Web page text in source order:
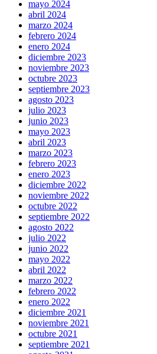
mayo 2024
abril 2024
marzo 2024
febrero 2024
enero 2024
diciembre 2023
noviembre 2023
octubre 2023
septiembre 2023
agosto 2023
julio 2023
junio 2023
mayo 2023
abril 2023
marzo 2023
febrero 2023
enero 2023
diciembre 2022
noviembre 2022
octubre 2022
septiembre 2022
agosto 2022
julio 2022
junio 2022
mayo 2022
abril 2022
marzo 2022
febrero 2022
enero 2022
diciembre 2021
noviembre 2021
octubre 2021
septiembre 2021